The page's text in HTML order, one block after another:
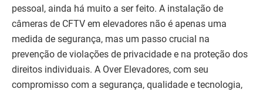
pessoal, ainda há muito a ser feito. A instalação de
câmeras de CFTV em elevadores não é apenas uma
medida de segurança, mas um passo crucial na
prevenção de violações de privacidade e na proteção dos
direitos individuais. A Over Elevadores, com seu
compromisso com a segurança, qualidade e tecnologia,